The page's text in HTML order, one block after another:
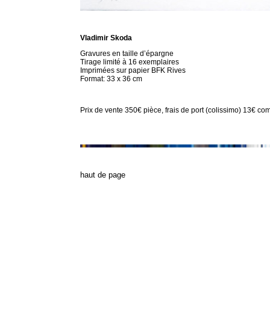
Vladimir Skoda
Gravures en taille d’épargne
Tirage limité à 16 exemplaires
Imprimées sur papier BFK Rives
Format: 33 x 36 cm
Prix de vente 350€ pièce, frais de port (colissimo) 13€
haut de page